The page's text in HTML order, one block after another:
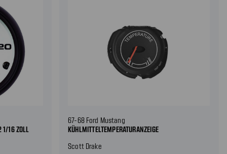
1/16 ZOLL
67-68 Ford Mustang
KÜHLMITTELTEMPERATURANZEIGE
Scott Drake